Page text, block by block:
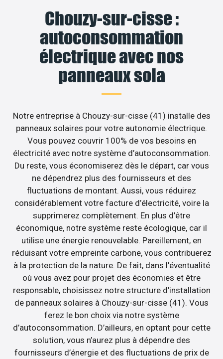
Chouzy-sur-cisse :
autoconsommation
électrique avec nos
panneaux sola
Notre entreprise à Chouzy-sur-cisse (41) installe des
panneaux solaires pour votre autonomie électrique.
Vous pouvez couvrir 100% de vos besoins en
électricité avec notre système d’autoconsommation.
Du reste, vous économiserez dès le départ, car vous
ne dépendrez plus des fournisseurs et des
fluctuations de montant. Aussi, vous réduirez
considérablement votre facture d’électricité, voire la
supprimerez complètement. En plus d’être
économique, notre système reste écologique, car il
utilise une énergie renouvelable. Pareillement, en
réduisant votre empreinte carbone, vous contribuerez
à la protection de la nature. De fait, dans l’éventualité
où vous avez pour projet des économies et être
responsable, choisissez notre structure d’installation
de panneaux solaires à Chouzy-sur-cisse (41). Vous
ferez le bon choix via notre système
d’autoconsommation. D’ailleurs, en optant pour cette
solution, vous n’aurez plus à dépendre des
fournisseurs d’énergie et des fluctuations de prix de